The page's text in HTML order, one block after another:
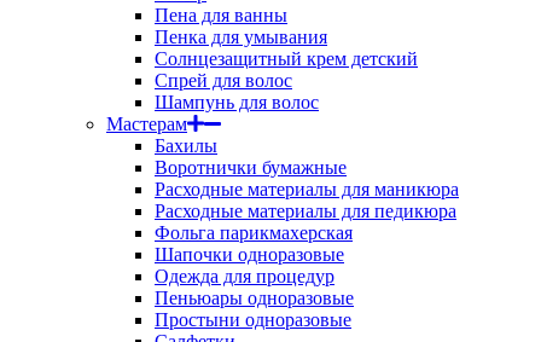
Пена для ванны
Пенка для умывания
Солнцезащитный крем детский
Спрей для волос
Шампунь для волос
Мастерам
Бахилы
Воротнички бумажные
Расходные материалы для маникюра
Расходные материалы для педикюра
Фольга парикмахерская
Шапочки одноразовые
Одежда для процедур
Пеньюары одноразовые
Простыни одноразовые